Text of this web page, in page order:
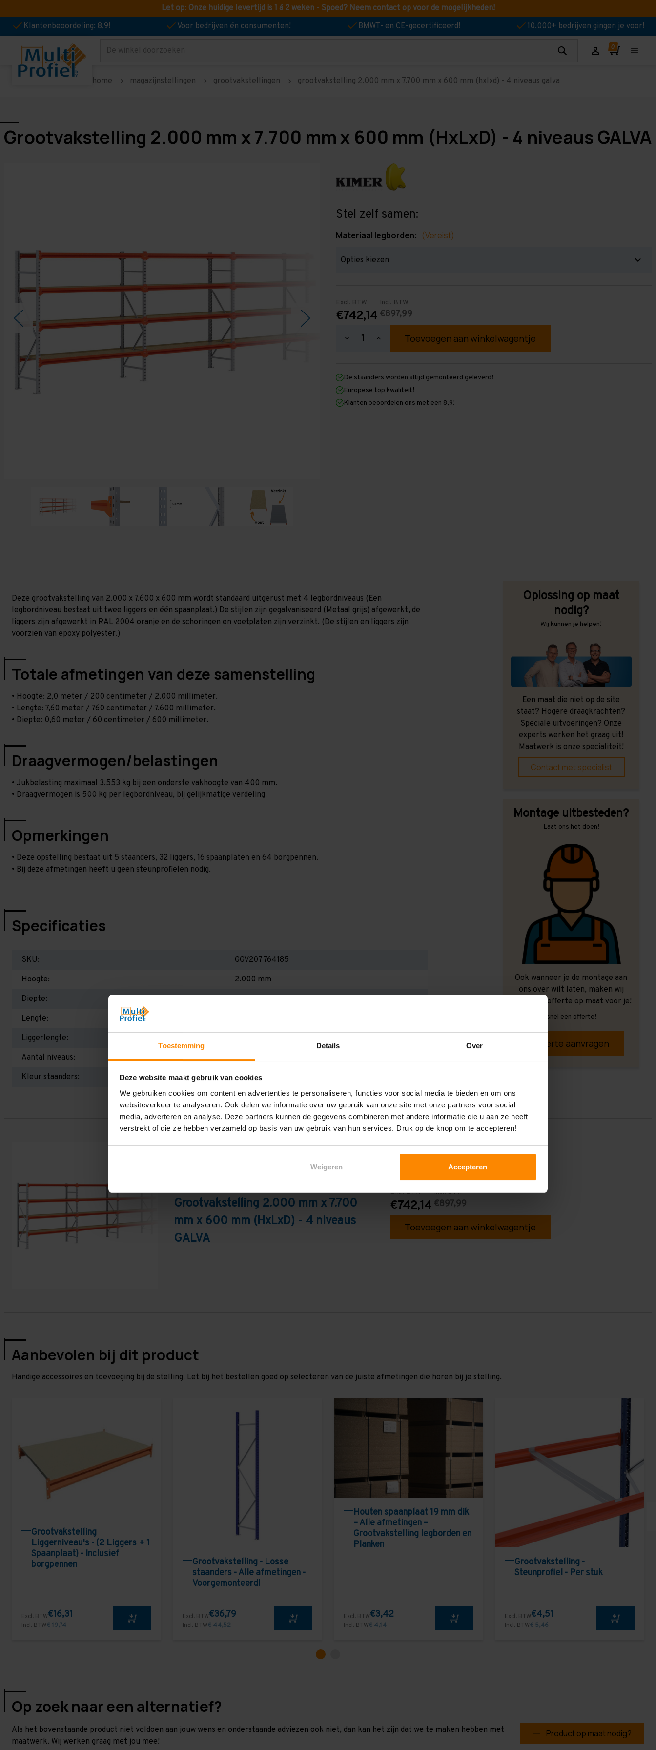
Toestemming Details Over
Deze website maakt gebruik van cookies
We gebruiken cookies om content en advertenties te personaliseren, functies voor social media te bieden en om ons
websiteverkeer te analyseren. Ook delen we informatie over uw gebruik van onze site met onze partners voor social
media, adverteren en analyse. Deze partners kunnen de gegevens combineren met andere informatie die u aan ze heeft
verstrekt of die ze hebben verzameld op basis van uw gebruik van hun services. Druk op de knop om te accepteren!
Weigeren Accepteren
Let op: Onze huidige levertijd is 1 á 2 weken - Spoed? Neem contact op voor de mogelijkheden!
Klantenbeoordeling: 8,9!
Voor bedrijven én consumenten! BMWT- en CE-gecertificeerd! 10.000+ bedrijven gingen je voor!
Zoeken
home magazijnstellingen grootvakstellingen grootvakstelling 2.000 mm x 7.700 mm x 600 mm (hxlxd) - 4 niveaus galva
Grootvakstelling 2.000 mm x 7.700 mm x 600 mm (HxLxD) - 4 niveaus GALVA
Stel zelf samen:
Materiaal legborden: (Vereist)
Excl. BTW
€742,14
Incl. BTW
€897,99
Hoeveelheid
2.000
mm
x
7.700
mm
Hoeveelheid
verhogen
2.000
mm
x
7.700
mm
De staanders worden altijd gemonteerd geleverd!
Europese top kwaliteit!
Klanten beoordelen ons met een 8,9!
Deze grootvakstelling van 2.000 x 7.600 x 600 mm wordt standaard uitgerust met 4 legbordniveaus (Een
legbordniveau bestaat uit twee liggers en één spaanplaat.) De stijlen zijn gegalvaniseerd (Metaal grijs) afgewerkt, de
liggers zijn afgewerkt in RAL 2004 oranje en de schoringen en voetplaten zijn verzinkt. (De stijlen en liggers zijn
voorzien van epoxy polyester.)
Totale afmetingen van deze samenstelling
• Hoogte: 2,0 meter / 200 centimeter / 2.000 millimeter.
• Lengte: 7,60 meter / 760 centimeter / 7.600 millimeter.
• Diepte: 0,60 meter / 60 centimeter / 600 millimeter.
Draagvermogen/belastingen
• Jukbelasting maximaal 3.553 kg bij een onderste vakhoogte van 400 mm.
• Draagvermogen is 500 kg per legbordniveau, bij gelijkmatige verdeling.
Opmerkingen
• Deze opstelling bestaat uit 5 staanders, 32 liggers, 16 spaanplaten en 64 borgpennen.
• Bij deze afmetingen heeft u geen steunprofielen nodig.
Specificaties
SKU:
GGV207764185
Hoogte:
2.000 mm
Diepte:
Lengte:
Liggerlengte:
Aantal niveaus:
4
Kleur staanders:
Galva
Oplossing op maat
nodig?
Wij kunnen je helpen!
Een maat die niet op de site
staat? Hogere draagkrachten?
Speciale uitvoeringen? Onze
experts werken het graag uit!
Maatwerk is onze specialiteit!
Contact met specialist
Montage uitbesteden?
Laat ons het doen!
Ook wanneer je de montage aan
ons over wilt laten, maken wij
graag een offerte op maat voor je!
Vrijblijvend, snel een offerte!
Offerte aanvragen
Grootvakstelling 2.000 mm x 7.700
mm x 600 mm (HxLxD) - 4 niveaus
GALVA
Excl. BTW
€742,14
Incl. BTW
€897,99
Toevoegen aan winkelwagentje
Aanbevolen bij dit product
Handige accessoires en toevoeging bij de stelling. Let bij het bestellen goed op selecteren van de juiste afmetingen die horen bij je stelling.
Grootvakstelling
Liggerniveau's - (2 Liggers + 1
Spaanplaat) - Inclusief
borgpennen
Excl. BTW€16,31
Incl. BTW€ 19,74
Grootvakstelling - Losse
staanders - Alle afmetingen -
Voorgemonteerd!
Excl. BTW€36,79
Incl. BTW€ 44,52
Houten spaanplaat 19 mm dik
– Alle afmetingen –
Grootvakstelling legborden en
Planken
Excl. BTW€3,42
Incl. BTW€ 4,14
Grootvakstelling -
Steunprofiel - Per stuk
Excl. BTW€4,51
Incl. BTW€ 5,46
Op zoek naar een alternatief?
Als het bovenstaande product niet voldoen aan jouw wens en onderstaande adviezen ook niet, dan kan het zijn dat we te maken hebben met
maatwerk. Wij werken graag met jou mee!
Product op maat nodig?